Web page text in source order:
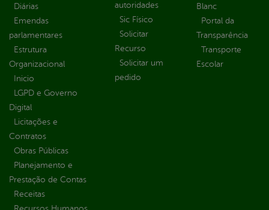
Diárias
Emendas
parlamentares
Estrutura
Organizacional
Inicio
LGPD e Governo
Digital
Licitações e
Contratos
Obras Públicas
Planejamento e
Prestação de Contas
Receitas
autoridades
Sic Físico
Solicitar
Recurso
Solicitar um
pedido
Blanc
Portal da
Transparência
Transporte
Escolar